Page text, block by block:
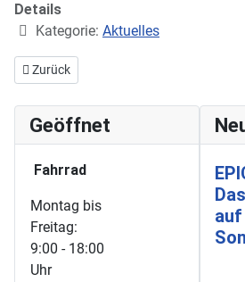
Details
Kategorie: Aktuelles
Vorheriger Beitrag: EPIC Lošinj 2026 –
Zurück
Geöffnet
Fahrrad
Montag bis
Freitag:
9:00 - 18:00
Uhr